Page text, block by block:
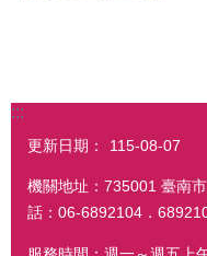
:::
更新日期： 115-08-07
機關地址：735001 臺南
話：06-6892104．